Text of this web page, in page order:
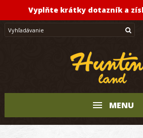
Vyplňte krátky dotazník a
MENU